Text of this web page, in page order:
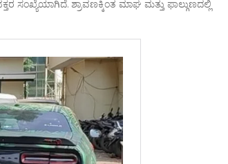
ಸಂಖ್ಯೆಯಾಗಿದೆ. ಶ್ರಾವಣಕ್ಕಿಂತ ಮಾಘ ಮತ್ತು ಫಾಲ್ಗುಣದಲ್ಲಿ